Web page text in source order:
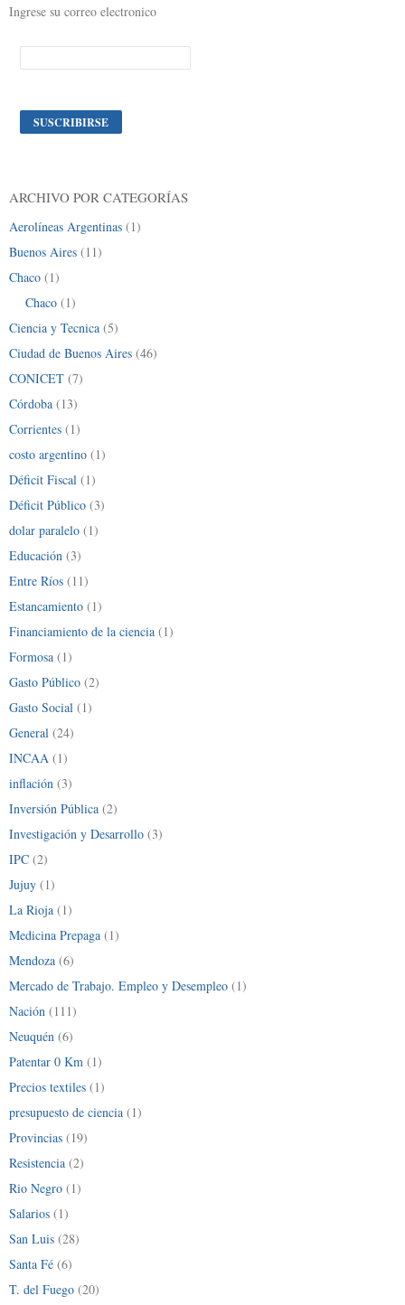
Ingrese su correo electronico
ARCHIVO POR CATEGORÍAS
Aerolíneas Argentinas (1)
Buenos Aires (11)
Chaco (1)
Chaco (1)
Ciencia y Tecnica (5)
Ciudad de Buenos Aires (46)
CONICET (7)
Córdoba (13)
Corrientes (1)
costo argentino (1)
Déficit Fiscal (1)
Déficit Público (3)
dolar paralelo (1)
Educación (3)
Entre Ríos (11)
Estancamiento (1)
Financiamiento de la ciencia (1)
Formosa (1)
Gasto Público (2)
Gasto Social (1)
General (24)
INCAA (1)
inflación (3)
Inversión Pública (2)
Investigación y Desarrollo (3)
IPC (2)
Jujuy (1)
La Rioja (1)
Medicina Prepaga (1)
Mendoza (6)
Mercado de Trabajo. Empleo y Desempleo (1)
Nación (111)
Neuquén (6)
Patentar 0 Km (1)
Precios textiles (1)
presupuesto de ciencia (1)
Provincias (19)
Resistencia (2)
Rio Negro (1)
Salarios (1)
San Luis (28)
Santa Fé (6)
T. del Fuego (20)